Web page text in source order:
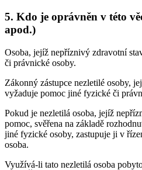
5. Kdo je oprávněn v této
apod.)
Osoba, jejíž nepříznivý zdravotní
či právnické osoby.
Zákonný zástupce nezletilé osoby,
vyžaduje pomoc jiné fyzické či
Pokud je nezletilá osoba, jejíž
pomoc, svěřena na základě
jiné fyzické osoby, zastupuje ji v
osoba.
Využívá-li tato nezletilá osoba